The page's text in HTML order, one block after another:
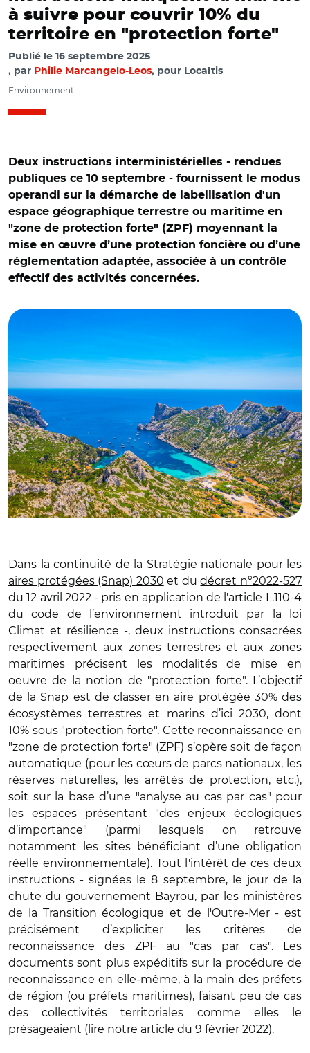
à suivre pour couvrir 10% du
territoire en "protection forte"
Publié le 16 septembre 2025
par Philie Marcangelo-Leos, pour Localtis
Environnement
Deux instructions interministérielles - rendues
publiques ce 10 septembre - fournissent le modus
operandi sur la démarche de labellisation d'un
espace géographique terrestre ou maritime en
"zone de protection forte" (ZPF) moyennant la
mise en œuvre d’une protection foncière ou d’une
réglementation adaptée, associée à un contrôle
effectif des activités concernées.
Dans la continuité de la Stratégie nationale pour les
aires protégées (Snap) 2030 et dudécret n°2022-527
du 12 avril 2022 - pris en application de l'article L.110-4
du code de l’environnement introduit par la loi
Climat et résilience -, deux instructions consacrées
respectivement aux zones terrestres et aux zones
maritimes précisent les modalités de mise en
oeuvre de la notion de "protection forte". L’objectif
de la Snap est de classer en aire protégée 30% des
écosystèmes terrestres et marins d’ici 2030, dont
10% sous "protection forte". Cette reconnaissance en
"zone de protection forte" (ZPF) s’opère soit de façon
automatique (pour les cœurs de parcs nationaux, les
réserves naturelles, les arrêtés de protection, etc.),
soit sur la base d’une "analyse au cas par cas" pour
les espaces présentant "des enjeux écologiques
d’importance" (parmi lesquels on retrouve
notamment les sites bénéficiant d’une obligation
réelle environnementale). Tout l'intérêt de ces deux
instructions - signées le 8 septembre, le jour de la
chute du gouvernement Bayrou, par les ministères
de la Transition écologique et de l'Outre-Mer - est
précisément d’expliciter les critères de
reconnaissance des ZPF au "cas par cas". Les
documents sont plus expéditifs sur la procédure de
reconnaissance en elle-même, à la main des préfets
de région (ou préfets maritimes), faisant peu de cas
des collectivités territoriales comme elles le
présageaient ( lire notre article du 9 février 2022).